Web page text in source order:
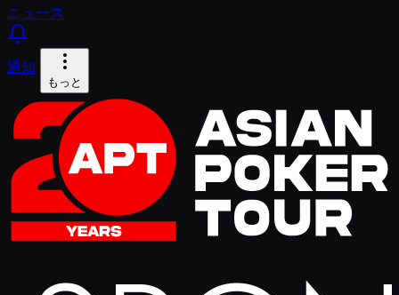
ニュース
通知
もっと